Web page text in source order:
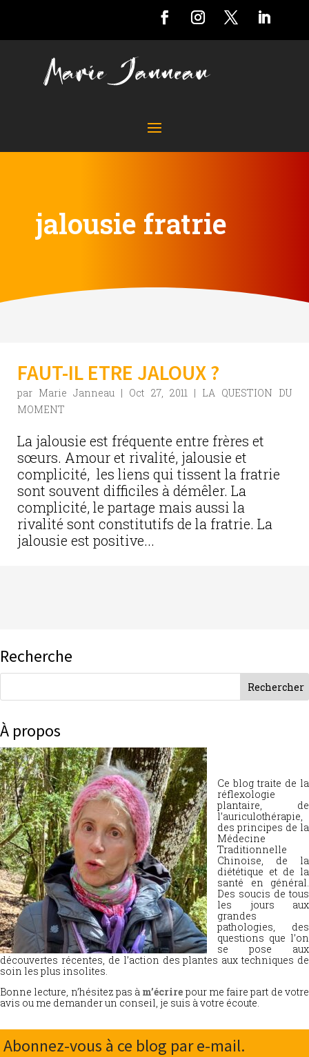
jalousie fratrie
FAUT-IL ETRE JALOUX ?
par Marie Janneau | Oct 27, 2011| LA QUESTION DU
MOMENT
La jalousie est fréquente entre frères et
sœurs. Amour et rivalité, jalousie et
complicité, les liens qui tissent la fratrie
sont souvent difficiles à démêler. La
complicité, le partage mais aussi la
rivalité sont constitutifs de la fratrie. La
jalousie est positive...
Recherche
À propos
Ce blog traite de la
réflexologie
plantaire, de
l’auriculothérapie,
des principes de la
Médecine
Traditionnelle
Chinoise, de la
diététique et de la
santé en général.
Des soucis de tous
les jours aux
grandes
pathologies, des
questions que l’on
se pose aux
découvertes récentes, de l’action des plantes aux techniques de
soin les plus insolites.
Bonne lecture, n’hésitez pas à m’écrire pour me faire part de votre
avis ou me demander un conseil, je suis à votre écoute.
Abonnez-vous à ce blog par e-mail.